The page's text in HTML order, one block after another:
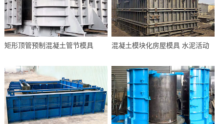
矩形顶管预制混凝土管节模具 混凝土模块化房屋模具 水泥活动